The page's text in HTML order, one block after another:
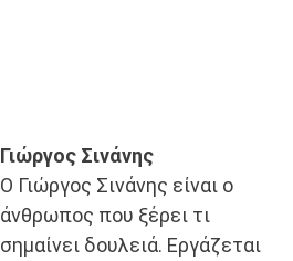
Γιώργος Σινάνης
Ο Γιώργος Σινάνης είναι ο
άνθρωπος που ξέρει τι
σημαίνει δουλειά. Εργάζεται